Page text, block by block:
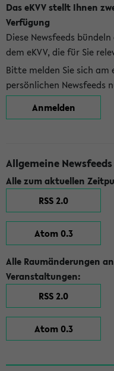
Das eKVV stellt Ihnen
Verfügung
Diese Newsfeeds
dem eKVV, die für Sie
Bitte melden Sie sich am
persönlichen Newsfeeds
Anmelden
Allgemeine Newsfeeds
Alle zum aktuellen
RSS 2.0
Atom 0.3
Alle Raumänderungen
Veranstaltungen:
RSS 2.0
Atom 0.3